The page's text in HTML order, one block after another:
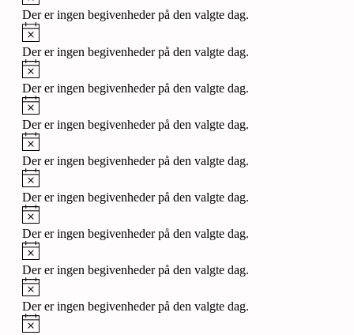
Der er ingen begivenheder på den valgte dag.
Notice
Der er ingen begivenheder på den valgte dag.
Notice
Der er ingen begivenheder på den valgte dag.
Notice
Der er ingen begivenheder på den valgte dag.
Notice
Der er ingen begivenheder på den valgte dag.
Notice
Der er ingen begivenheder på den valgte dag.
Notice
Der er ingen begivenheder på den valgte dag.
Notice
Der er ingen begivenheder på den valgte dag.
Notice
Der er ingen begivenheder på den valgte dag.
Notice